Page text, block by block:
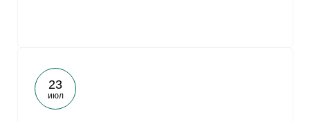
23
июл